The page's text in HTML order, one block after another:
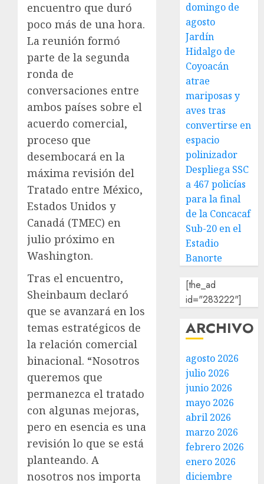
encuentro que duró
poco más de una hora.
La reunión formó
parte de la segunda
ronda de
conversaciones entre
ambos países sobre el
acuerdo comercial,
proceso que
desembocará en la
máxima revisión del
Tratado entre México,
Estados Unidos y
Canadá (TMEC) en
julio próximo en
Washington.
Tras el encuentro,
Sheinbaum declaró
que se avanzará en los
temas estratégicos de
la relación comercial
binacional. “Nosotros
queremos que
permanezca el tratado
con algunas mejoras,
pero en esencia es una
revisión lo que se está
planteando. A
nosotros nos importa
domingo de
agosto
Jardín
Hidalgo de
Coyoacán
atrae
mariposas y
aves tras
convertirse en
espacio
polinizador
Despliega SSC
a 467 policías
para la final
de la Concacaf
Sub-20 en el
Estadio
Banorte
[the_ad
id="283222"]
ARCHIVO
agosto 2026
julio 2026
junio 2026
mayo 2026
abril 2026
marzo 2026
febrero 2026
enero 2026
diciembre